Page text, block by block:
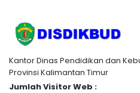
Kantor Dinas Pendidikan dan
Provinsi Kalimantan Timur
Jumlah Visitor Web :